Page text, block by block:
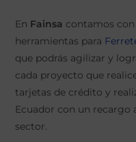
En Fainsa contamos
herramientas para
que podrás agilizar y
cada proyecto que
tarjetas de crédito y
Ecuador con un recargo
sector.